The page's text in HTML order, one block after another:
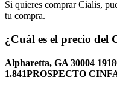
Si quieres comprar Cialis,
tu compra.
¿Cuál es el precio del
Alpharetta, GA 30004
1.841PROSPECTO